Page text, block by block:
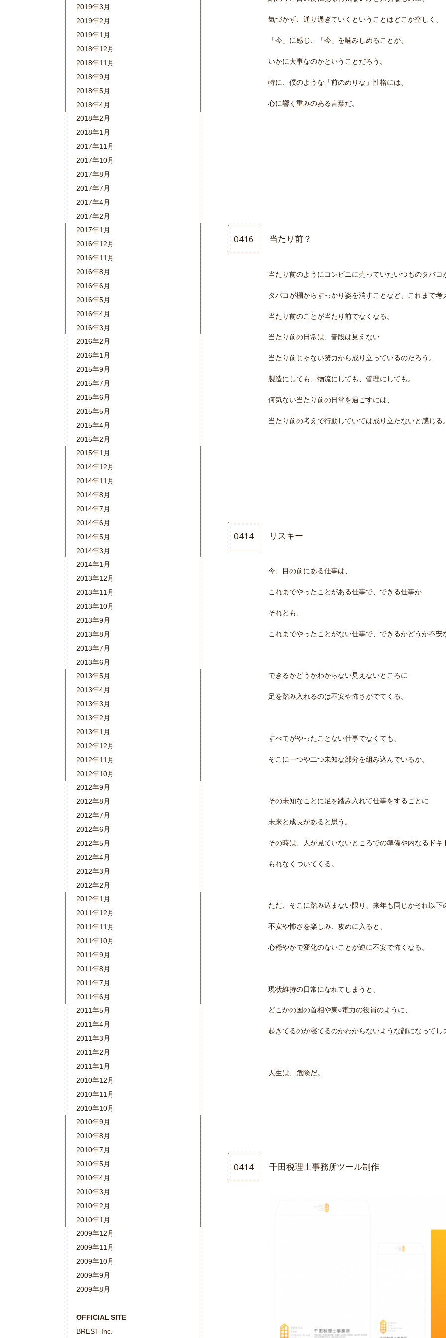
2019年3月
2019年2月
2019年1月
2018年12月
2018年11月
2018年9月
2018年5月
2018年4月
2018年2月
2018年1月
2017年11月
2017年10月
2017年8月
2017年7月
2017年4月
2017年2月
2017年1月
2016年12月
2016年11月
2016年8月
2016年6月
2016年5月
2016年4月
2016年3月
2016年2月
2016年1月
2015年9月
2015年7月
2015年6月
2015年5月
2015年4月
2015年2月
2015年1月
2014年12月
2014年11月
2014年8月
2014年7月
2014年6月
2014年5月
2014年3月
2014年1月
2013年12月
2013年11月
2013年10月
2013年9月
2013年8月
2013年7月
2013年6月
2013年5月
2013年4月
2013年3月
2013年2月
2013年1月
2012年12月
2012年11月
2012年10月
2012年9月
2012年8月
2012年7月
2012年6月
2012年5月
2012年4月
2012年3月
2012年2月
2012年1月
2011年12月
2011年11月
2011年10月
2011年9月
2011年8月
2011年7月
2011年6月
2011年5月
2011年4月
2011年3月
2011年2月
2011年1月
2010年12月
2010年11月
2010年10月
2010年9月
2010年8月
2010年7月
2010年5月
2010年4月
2010年3月
2010年2月
2010年1月
2009年12月
2009年11月
2009年10月
2009年9月
2009年8月
OFFICIAL SITE
BREST Inc.
気づかず、通り過ぎていくということはどこか空しく、
「今」に感じ、「今」を噛みしめることが、
いかに大事なのかということだろう。
特に、僕のような「前のめりな」性格には、
心に響く重みのある言葉だ。
0416 当たり前？
当たり前のようにコンビニに売っていたいつものタバコ
タバコが棚からすっかり姿を消すことなど、これまで考
当たり前のことが当たり前でなくなる。
当たり前の日常は、普段は見えない
当たり前じゃない努力から成り立っているのだろう。
製造にしても、物流にしても、管理にしても。
何気ない当たり前の日常を過ごすには、
当たり前の考えで行動していては成り立たないと感じる。
0414 リスキー
今、目の前にある仕事は、
これまでやったことがある仕事で、できる仕事か
それとも、
これまでやったことがない仕事で、できるかどうか不安
できるかどうかわからない見えないところに
足を踏み入れるのは不安や怖さがでてくる。
すべてがやったことない仕事でなくても、
そこに一つや二つ未知な部分を組み込んでいるか。
その未知なことに足を踏み入れて仕事をすることに
未来と成長があると思う。
その時は、人が見ていないところでの準備や内なるドキ
もれなくついてくる。
ただ、そこに踏み込まない限り、来年も同じかそれ以下
不安や怖さを楽しみ、攻めに入ると、
心穏やかで変化のないことが逆に不安で怖くなる。
現状維持の日常になれてしまうと、
どこかの国の首相や東○電力の役員のように、
起きてるのか寝てるのかわからないような顔になってし
人生は、危険だ。
0414 千田税理士事務所ツール制作